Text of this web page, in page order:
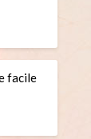
facile